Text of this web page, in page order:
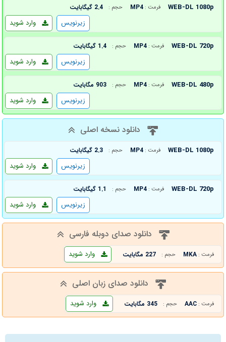
WEB-DL 1080p فرمت : MP4 حجم : 2.4 گیگابایت
وارد شوید زیرنویس
WEB-DL 720p فرمت : MP4 حجم : 1.4 گیگابایت
وارد شوید زیرنویس
WEB-DL 480p فرمت : MP4 حجم : 903 مگابایت
وارد شوید زیرنویس
دانلود نسخه اصلی
WEB-DL 1080p فرمت : MP4 حجم : 2.3 گیگابایت
وارد شوید زیرنویس
WEB-DL 720p فرمت : MP4 حجم : 1.1 گیگابایت
وارد شوید زیرنویس
دانلود صدای دوبله فارسی
فرمت : MKA حجم : 227 مگابایت وارد شوید
دانلود صدای زبان اصلی
فرمت : AAC حجم : 345 مگابایت وارد شوید